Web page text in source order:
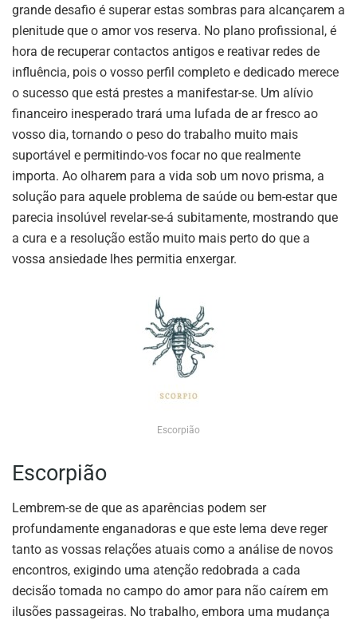
grande desafio é superar estas sombras para alcançarem a
plenitude que o amor vos reserva. No plano profissional, é
hora de recuperar contactos antigos e reativar redes de
influência, pois o vosso perfil completo e dedicado merece
o sucesso que está prestes a manifestar-se. Um alívio
financeiro inesperado trará uma lufada de ar fresco ao
vosso dia, tornando o peso do trabalho muito mais
suportável e permitindo-vos focar no que realmente
importa. Ao olharem para a vida sob um novo prisma, a
solução para aquele problema de saúde ou bem-estar que
parecia insolúvel revelar-se-á subitamente, mostrando que
a cura e a resolução estão muito mais perto do que a
vossa ansiedade lhes permitia enxergar.
Escorpião
Escorpião
Lembrem-se de que as aparências podem ser
profundamente enganadoras e que este lema deve reger
tanto as vossas relações atuais como a análise de novos
encontros, exigindo uma atenção redobrada a cada
decisão tomada no campo do amor para não caírem em
ilusões passageiras. No trabalho, embora uma mudança